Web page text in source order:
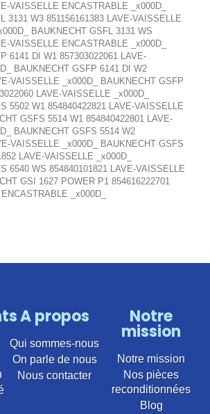
VAISSELLE ENCASTRABLE _x000D_
3131 W3 851156161383 LAVE-VAISSELLE
BAUKNECHT GSFL 3131 WS
VAISSELLE ENCASTRABLE _x000D_
6141 DI W1 857303022061 LAVE-
BAUKNECHT GSFP 6141 DI W2
VAISSELLE _x000D_ BAUKNECHT GSFP
LAVE-VAISSELLE _x000D_
5502 W1 854840422821 LAVE-VAISSELLE
GSFS 5514 W1 854840422801 LAVE-
BAUKNECHT GSFS 5514 W2
VAISSELLE _x000D_ BAUKNECHT GSFS
LAVE-VAISSELLE _x000D_
6540 WS 854840101821 LAVE-VAISSELLE
GSI 1627 POWER P1 854616222701
_x000D_
A propos
Qui sommes-nous
On parle de nous
Nous contacter
Notre
mission
Notre mission
Nos pièces
reconditionnées
Blog